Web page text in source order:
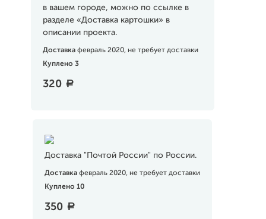
в вашем городе, можно по ссылке в
разделе «Доставка картошки» в
описании проекта.
Доставка февраль 2020, не требует доставки
Куплено 3
320 a
Доставка "Почтой России" по России.
Доставкафевраль 2020, не требует доставки
Куплено 10
350 a